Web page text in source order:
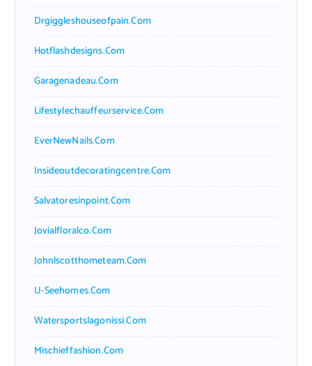
Drgiggleshouseofpain.com
Hotflashdesigns.com
Garagenadeau.com
Lifestylechauffeurservice.com
EverNewNails.com
Insideoutdecoratingcentre.com
Salvatoresinpoint.com
Jovialfloralco.com
Johnlscotthometeam.com
U-Seehomes.com
Watersportslagonissi.com
Mischieffashion.com